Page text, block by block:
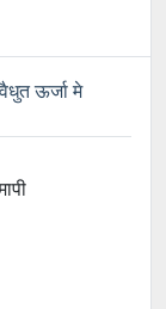
ऊर्जा मे